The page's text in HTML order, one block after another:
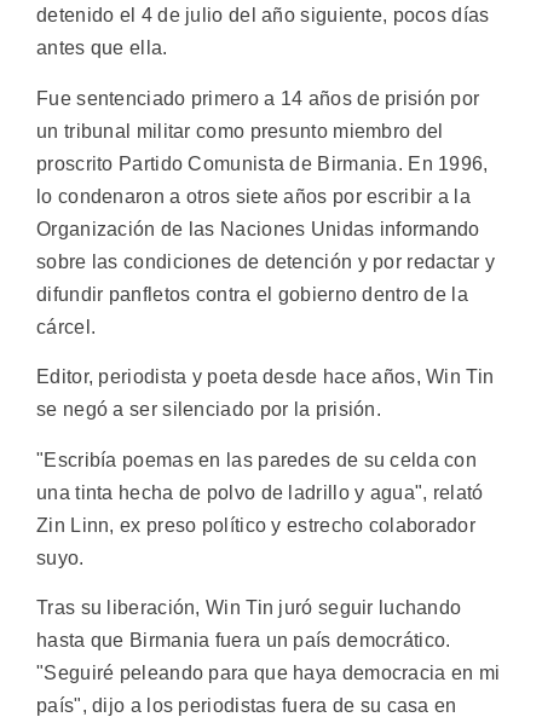
detenido el 4 de julio del año siguiente, pocos días
antes que ella.
Fue sentenciado primero a 14 años de prisión por
un tribunal militar como presunto miembro del
proscrito Partido Comunista de Birmania. En 1996,
lo condenaron a otros siete años por escribir a la
Organización de las Naciones Unidas informando
sobre las condiciones de detención y por redactar y
difundir panfletos contra el gobierno dentro de la
cárcel.
Editor, periodista y poeta desde hace años, Win Tin
se negó a ser silenciado por la prisión.
"Escribía poemas en las paredes de su celda con
una tinta hecha de polvo de ladrillo y agua", relató
Zin Linn, ex preso político y estrecho colaborador
suyo.
Tras su liberación, Win Tin juró seguir luchando
hasta que Birmania fuera un país democrático.
"Seguiré peleando para que haya democracia en mi
país", dijo a los periodistas fuera de su casa en